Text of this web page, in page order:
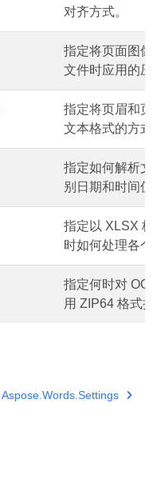
对齐方式。
指定将页面图像
文件时应用的压
指定将页眉和页
文本格式的方式
指定如何解析文
别日期和时间值
指定以 XLSX
时如何处理各个
指定何时对
用 ZIP64 格式
Aspose.Words.Settings